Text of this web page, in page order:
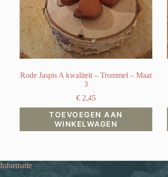
Rode Jaspis A kwaliteit – Trommel – Maat
3
€2,45
TOEVOEGEN AAN
WINKELWAGEN
Informatie